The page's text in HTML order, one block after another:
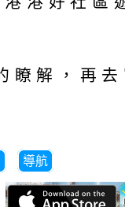
解，再
導航